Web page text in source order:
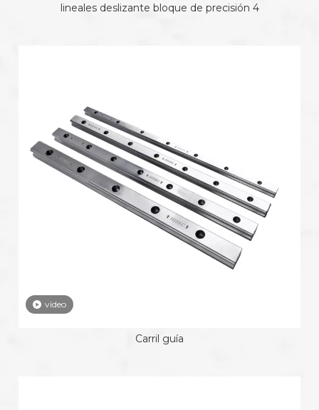
lineales deslizante bloque de precisión 4
vídeo
Carril guía